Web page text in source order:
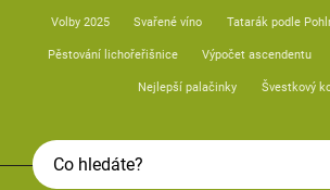
Volby 2025 Svařené víno Tatarák podle
Pěstování lichořeřišnice Výpočet ascendentu
Nejlepší palačinky Švestkový